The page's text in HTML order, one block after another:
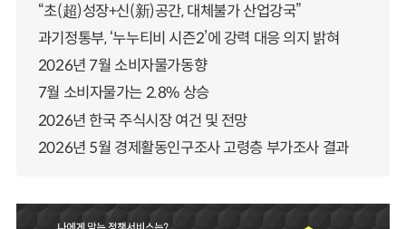
“초(超)성장+신(新)공간, 대체불가 산업강국”
과기정통부, ‘누누티비 시즌2’에 강력 대응 의지 밝혀
2026년 7월 소비자물가동향
7월 소비자물가는 2.8% 상승
2026년 한국 주식시장 여건 및 전망
2026년 5월 경제활동인구조사 고령층 부가조사 결과